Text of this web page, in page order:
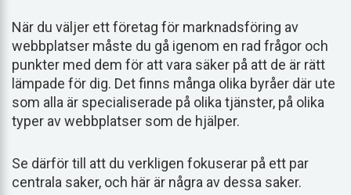
När du väljer ett företag för marknadsföring av
webbplatser måste du gå igenom en rad frågor och
punkter med dem för att vara säker på att de är rätt
lämpade för dig. Det finns många olika byråer där ute
som alla är specialiserade på olika tjänster, på olika
typer av webbplatser som de hjälper.
Se därför till att du verkligen fokuserar på ett par
centrala saker, och här är några av dessa saker.